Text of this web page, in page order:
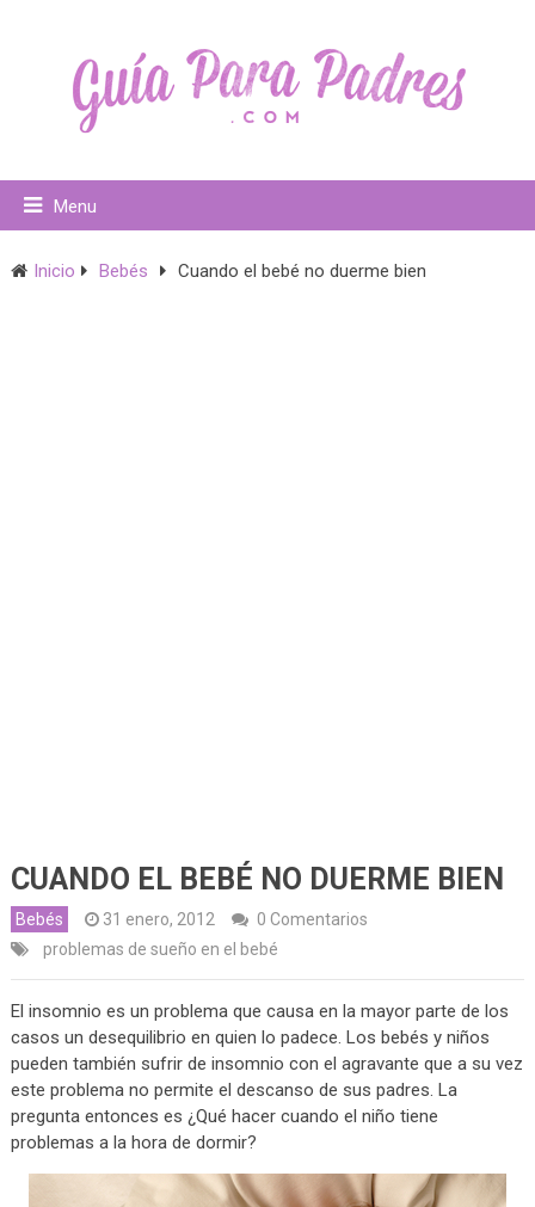
Menu
Inicio Bebés Cuando el bebé no duerme bien
CUANDO EL BEBÉ NO DUERME BIEN
Bebés 31 enero, 2012
0 Comentarios
problemas de sueño en el bebé
El insomnio es un problema que causa en la mayor parte de los
casos un desequilibrio en quien lo padece. Los bebés y niños
pueden también sufrir de insomnio con el agravante que a su vez
este problema no permite el descanso de sus padres. La
pregunta entonces es ¿Qué hacer cuando el niño tiene
problemas a la hora de dormir?